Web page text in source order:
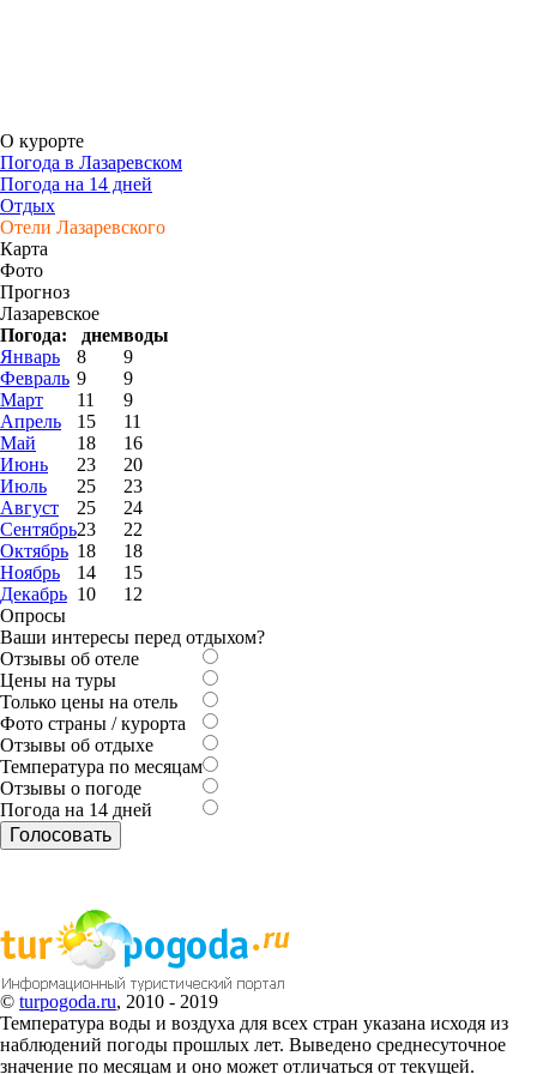
О курорте
Погода в Лазаревском
Погода на 14 дней
Отдых
Отели Лазаревского
Карта
Фото
Прогноз
Лазаревское
Погода:
днемводы
Январь
8
9
Февраль 9
9
Март
11
9
Апрель
15
11
Май
18
16
Июнь
23
20
Июль
25
23
Август
25
24
Сентябрь23
22
Октябрь 18
18
Ноябрь
14
15
Декабрь 10
12
Опросы
Ваши интересы перед отдыхом?
Отзывы об отеле
Цены на туры
Только цены на отель
Фото страны / курорта
Отзывы об отдыхе
Температура по месяцам
Отзывы о погоде
Погода на 14 дней
© turpogoda.ru, 2010 - 2019
Температура воды и воздуха для всех стран указана исходя из
наблюдений погоды прошлых лет. Выведено среднесуточное
значение по месяцам и оно может отличаться от текущей.